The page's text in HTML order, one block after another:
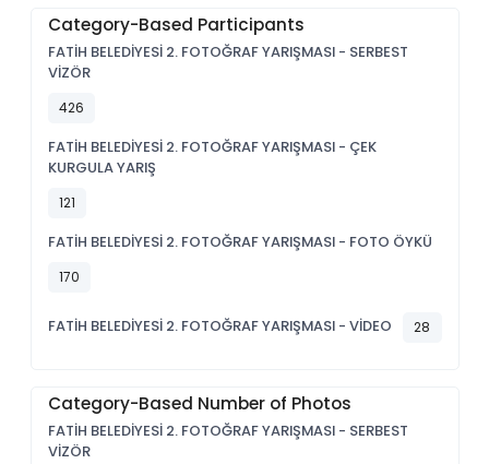
Category-Based Participants
FATİH BELEDİYESİ 2. FOTOĞRAF YARIŞMASI - SERBEST
VİZÖR
426
FATİH BELEDİYESİ 2. FOTOĞRAF YARIŞMASI - ÇEK
KURGULA YARIŞ
121
FATİH BELEDİYESİ 2. FOTOĞRAF YARIŞMASI - FOTO ÖYKÜ
170
FATİH BELEDİYESİ 2. FOTOĞRAF YARIŞMASI - VİDEO 28
Category-Based Number of Photos
FATİH BELEDİYESİ 2. FOTOĞRAF YARIŞMASI - SERBEST
VİZÖR